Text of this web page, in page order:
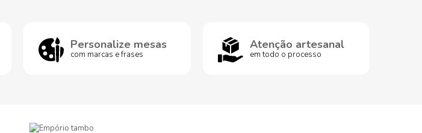
Personalize mesas
com marcas e frases
Atenção artesanal
em todo o processo